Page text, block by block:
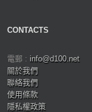
CONTACTS
電郵 : info@d100.net
關於我們
聯絡我們
使用條款
隱私權政策